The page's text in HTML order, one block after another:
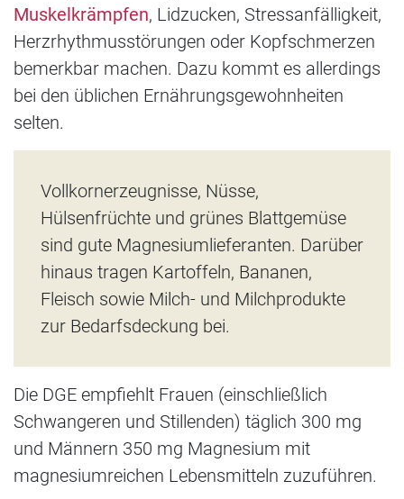
Muskelkrämpfen, Lidzucken, Stressanfälligkeit,
Herzrhythmusstörungen oder Kopfschmerzen
bemerkbar machen. Dazu kommt es allerdings
bei den üblichen Ernährungsgewohnheiten
selten.
Vollkornerzeugnisse, Nüsse,
Hülsenfrüchte und grünes Blattgemüse
sind gute Magnesiumlieferanten. Darüber
hinaus tragen Kartoffeln, Bananen,
Fleisch sowie Milch- und Milchprodukte
zur Bedarfsdeckung bei.
Die DGE empfiehlt Frauen (einschließlich
Schwangeren und Stillenden) täglich 300 mg
und Männern 350 mg Magnesium mit
magnesiumreichen Lebensmitteln zuzuführen.